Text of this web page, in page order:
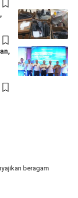
beragam